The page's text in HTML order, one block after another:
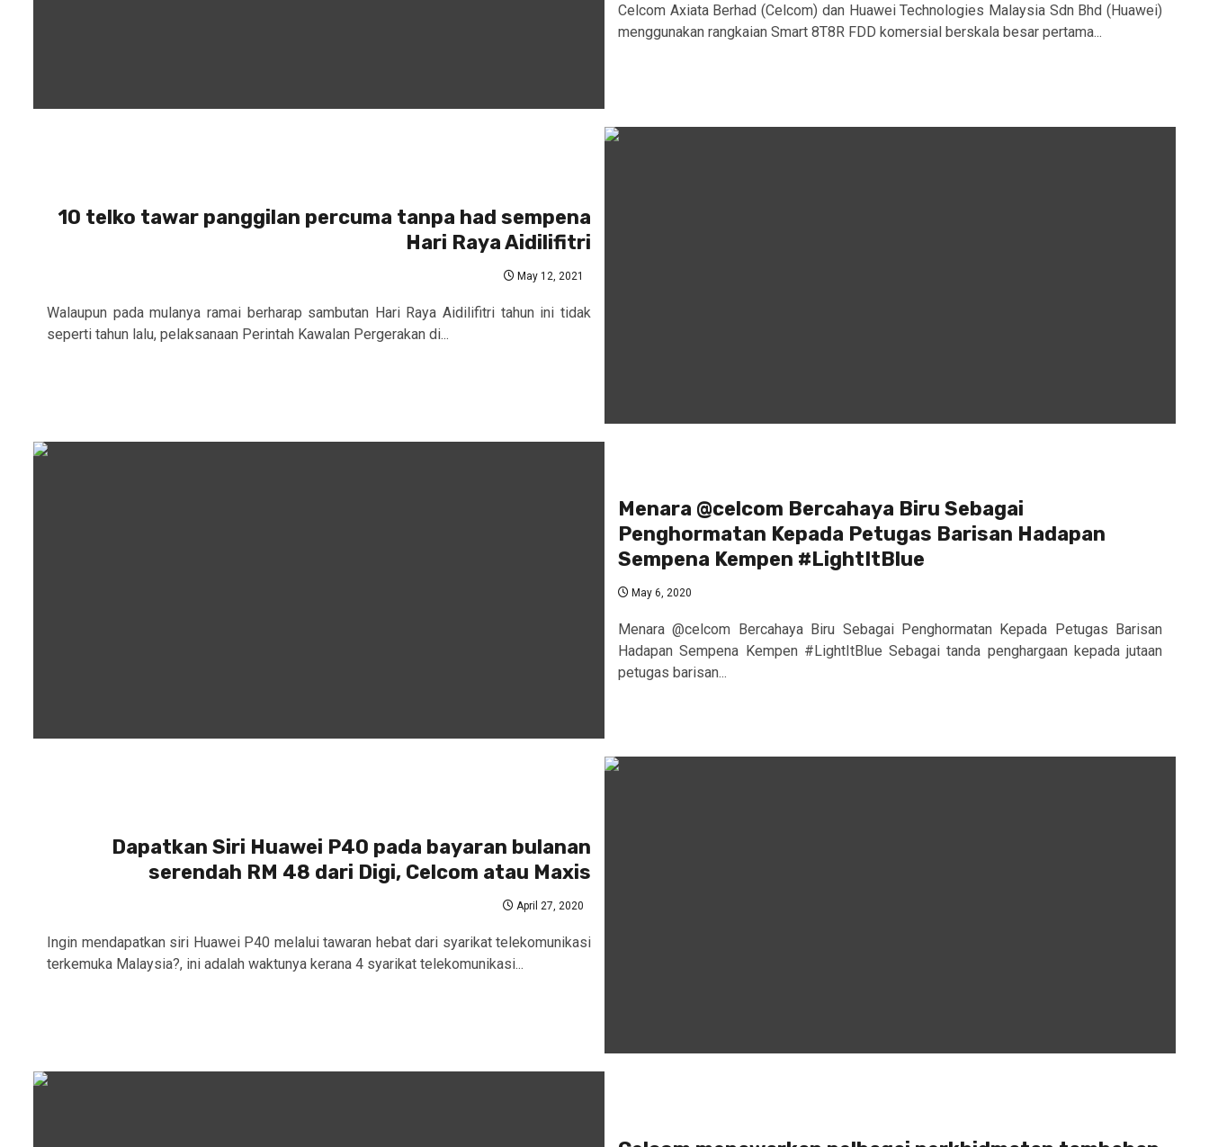
Celcom Axiata Berhad (Celcom) dan Huawei Technologies Malaysia Sdn Bhd (Huawei)
menggunakan rangkaian Smart 8T8R FDD komersial berskala besar pertama...
10 telko tawar panggilan percuma tanpa had sempena
Hari Raya Aidilifitri
May 12, 2021
Walaupun pada mulanya ramai berharap sambutan Hari Raya Aidilifitri tahun ini tidak
seperti tahun lalu, pelaksanaan Perintah Kawalan Pergerakan di...
Menara @celcom Bercahaya Biru Sebagai
Penghormatan Kepada Petugas Barisan Hadapan
Sempena Kempen #LightItBlue
May 6, 2020
Menara @celcom Bercahaya Biru Sebagai Penghormatan Kepada Petugas Barisan
Hadapan Sempena Kempen #LightItBlue Sebagai tanda penghargaan kepada jutaan
petugas barisan...
Dapatkan Siri Huawei P40 pada bayaran bulanan
serendah RM 48 dari Digi, Celcom atau Maxis
April 27, 2020
Ingin mendapatkan siri Huawei P40 melalui tawaran hebat dari syarikat telekomunikasi
terkemuka Malaysia?, ini adalah waktunya kerana 4 syarikat telekomunikasi...